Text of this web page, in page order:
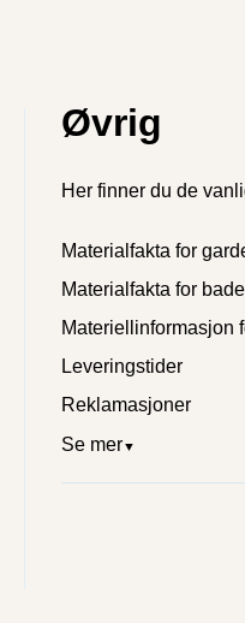
Øvrig
Her finner du de
Materialfakta for
Materialfakta for
Materiellinformasjon
Leveringstider
Reklamasjoner
Se mer▼